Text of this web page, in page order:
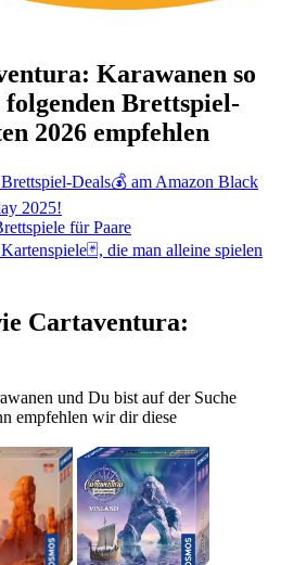
Karawanen so
folgenden Brettspiel-
2026 empfehlen
Deals💰 am Amazon Black
2025!
für Paare
die man alleine spielen
Cartaventura:
und Du bist auf der Suche
empfehlen wir dir diese